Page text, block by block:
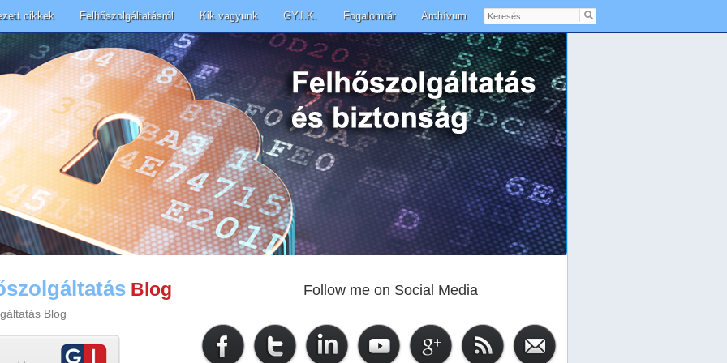
cikkek Felhőszolgáltatásról Kik vagyunk GY.I.K. Fogalomtár Archívum
Keresés
Blog
Blog
Follow me on Social Media